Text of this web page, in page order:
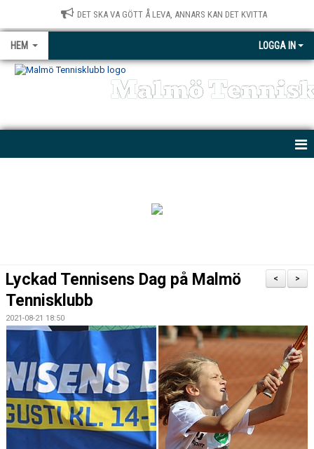
DET SKA VA GÖTT Å LEVA, ANNARS KAN DET KVITTA
HEM LOGGA IN
Malmö
PRIVATLEKTIONER
BOKA BANA
KALLELSE ÅRSMÖTE 2025
OM KLUBBEN
NYHETSARKIV
>
<
Lyckad Tennisens Dag på Malmö
Tennisklubb
2021-08-21 18:50